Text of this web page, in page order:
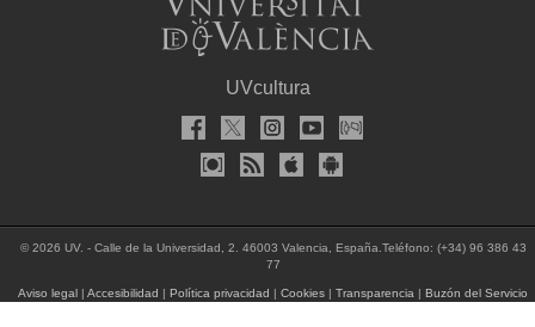
UVcultura
© 2026 UV. - Calle de la Universidad, 2. 46003 Valencia, España.Teléfono: (+34) 96 386 43
77
Aviso legal |Accesibilidad |Política privacidad |Cookies |Transparencia |Buzón del Servicio